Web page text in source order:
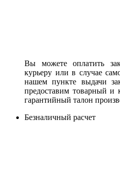
Вы можете оплатить
курьеру или в случае
нашем пункте выдачи
предоставим товарный
гарантийный талон
Безналичный расчет